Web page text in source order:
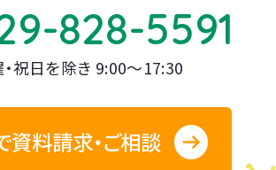
828-5591
・祝日を除き 9:00～17:30
資料請求・ご相談